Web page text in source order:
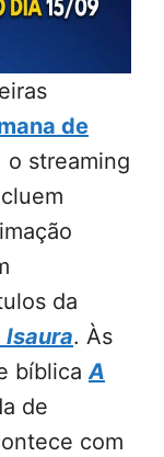
de
o streaming
da
Isaura. Às
bíblicaA
de
com